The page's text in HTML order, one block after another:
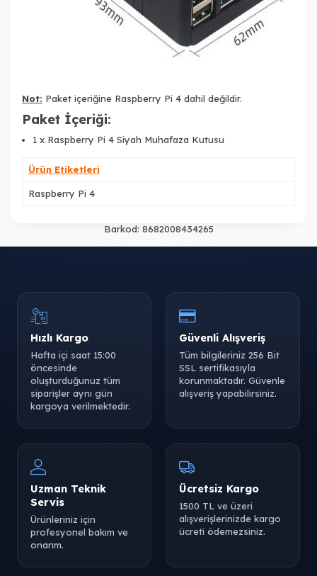
Not: Paket içeriğine Raspberry Pi 4 dahil değildir.
Paket İçeriği:
1 x Raspberry Pi 4 Siyah Muhafaza Kutusu
Ürün Etiketleri
Raspberry Pi 4
Barkod: 8682008434265
Hızlı Kargo
Hafta içi saat 15:00
öncesinde
oluşturduğunuz tüm
siparişler aynı gün
kargoya verilmektedir.
Güvenli Alışveriş
Tüm bilgileriniz 256 Bit
SSL sertifikasıyla
korunmaktadır. Güvenle
alışveriş yapabilirsiniz.
Uzman Teknik
Servis
Ürünleriniz için
profesyonel bakım ve
onarım.
Ücretsiz Kargo
1500 TL ve üzeri
alışverişlerinizde kargo
ücreti ödemezsiniz.